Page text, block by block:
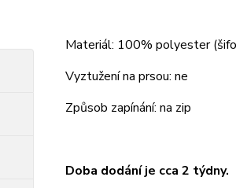
Materiál: 100% polyester
Vyztužení na prsou: ne
Způsob zapínání: na zip
Doba dodání je cca 2 týdny.